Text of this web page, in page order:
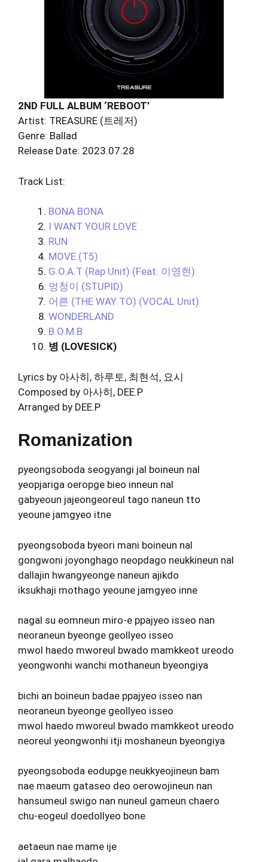
2ND FULL ALBUM ‘REBOOT’
Artist: TREASURE (트레저)
Genre: Ballad
Release Date: 2023.07.28
Track List:
BONA BONA
I WANT YOUR LOVE
RUN
MOVE (T5)
G.O.A.T (Rap Unit) (Feat. 이영현)
멍청이 (STUPID)
어른 (THE WAY TO) (VOCAL Unit)
WONDERLAND
B.O.M.B
병 (LOVESICK)
Lyrics by 아사히, 하루토, 최현석, 요시
Composed by 아사히, DEE.P
Arranged by DEE.P
Romanization
pyeongsoboda seogyangi jal boineun nal
yeopjariga oeropge bieo inneun nal
gabyeoun jajeongeoreul tago naneun tto
yeoune jamgyeo itne
pyeongsoboda byeori mani boineun nal
gongwoni joyonghago neopdago neukkineun nal
dallajin hwangyeonge naneun ajikdo
iksukhaji mothago yeoune jamgyeo inne
nagal su eomneun miro-e ppajyeo isseo nan
neoraneun byeonge geollyeo isseo
mwol haedo mworeul bwado mamkkeot ureodo
yeongwonhi wanchi mothaneun byeongiya
bichi an boineun badae ppajyeo isseo nan
neoraneun byeonge geollyeo isseo
mwol haedo mworeul bwado mamkkeot ureodo
neoreul yeongwonhi itji moshaneun byeongiya
pyeongsoboda eodupge neukkyeojineun bam
nae maeum gataseo deo oerowojineun nan
hansumeul swigo nan nuneul gameun chaero
chu-eogeul doedollyeo bone
aetaeun nae mame ije